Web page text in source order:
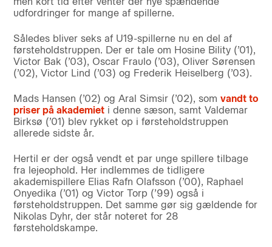
udfordringer for mange af spillerne.
Således bliver seks af U19-spillerne nu en del af
førsteholdstruppen. Der er tale om Hosine Bility (’01),
Victor Bak (’03), Oscar Fraulo (’03), Oliver Sørensen
(’02), Victor Lind (’03) og Frederik Heiselberg (’03).
Mads Hansen (’02) og Aral Simsir (’02), som vandt to
priser på akademieti denne sæson, samt Valdemar
Birksø (’01) blev rykket op i førsteholdstruppen
allerede sidste år.
Hertil er der også vendt et par unge spillere tilbage
fra lejeophold. Her indlemmes de tidligere
akademispillere Elias Rafn Olafsson (’00), Raphael
Onyedika (’01) og Victor Torp (’99) også i
førsteholdstruppen. Det samme gør sig gældende for
Nikolas Dyhr, der står noteret for 28
førsteholdskampe.